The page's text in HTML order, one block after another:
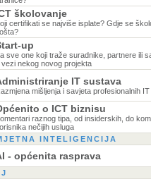
školovanje
certifikati se najviše isplate? Gdje se
up
sve one koji traže suradnike, partnere ili
vezi nekog novog projekta
IT sustava
mišljenja i savjeta profesionalnih
o ICT biznisu
raznog tipa, od insiderskih, do
nečijih usluga
INTELIGENCIJA
- općenita rasprava